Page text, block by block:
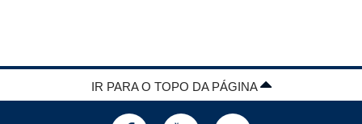
IR PARA O TOPO DA PÁGINA